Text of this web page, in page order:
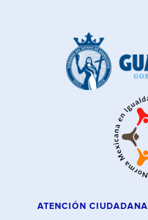
ATENCIÓN CIUDADANA